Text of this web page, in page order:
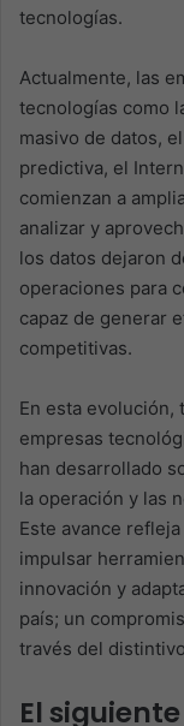
tecnologías. ​
Actualmente, las
tecnologías como
masivo de datos,
predictiva, el
comienzan a
analizar y
los datos dejaron
operaciones para
capaz de generar
competitivas. ​
En esta evolución,
empresas
han desarrollado
la operación y las
Este avance
impulsar
innovación y
país; un
través del
El